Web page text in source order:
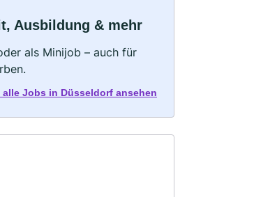
Ausbildung & mehr
als Minijob – auch für
alle Jobs in Düsseldorf ansehen